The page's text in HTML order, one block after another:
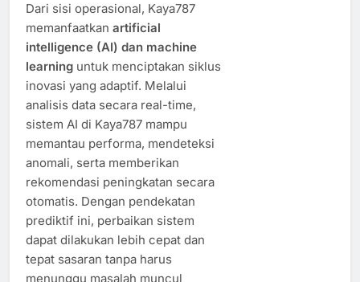
Dari sisi operasional, Kaya787
memanfaatkan artificial
intelligence (AI) dan machine
learning untuk menciptakan siklus
inovasi yang adaptif. Melalui
analisis data secara real-time,
sistem AI di Kaya787 mampu
memantau performa, mendeteksi
anomali, serta memberikan
rekomendasi peningkatan secara
otomatis. Dengan pendekatan
prediktif ini, perbaikan sistem
dapat dilakukan lebih cepat dan
tepat sasaran tanpa harus
menunggu masalah muncul